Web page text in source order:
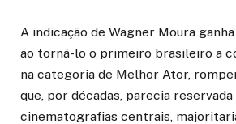
A indicação de Wagner Moura
ao torná-lo o primeiro brasileiro a
na categoria de Melhor Ator,
que, por décadas, parecia
cinematografias centrais,